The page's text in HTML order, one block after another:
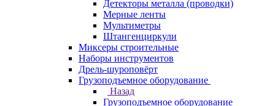
Детекторы металла (проводки)
Мерные ленты
Мультиметры
Штангенциркули
Миксеры строительные
Наборы инструментов
Дрель-шуроповёрт
Грузоподъемное оборудование
Назад
Грузоподъемное оборудование